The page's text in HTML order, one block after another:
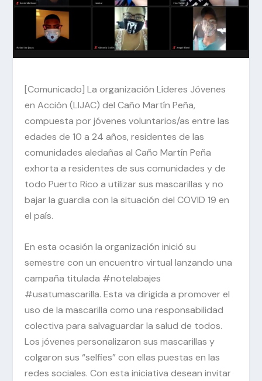
[Comunicado] La organización Líderes Jóvenes
en Acción (LIJAC) del Caño Martín Peña,
compuesta por jóvenes voluntarios/as entre las
edades de 10 a 24 años, residentes de las
comunidades aledañas al Caño Martín Peña
exhorta a residentes de sus comunidades y de
todo Puerto Rico a utilizar sus mascarillas y no
bajar la guardia con la situación del COVID 19 en
el país.
En esta ocasión la organización inició su
semestre con un encuentro virtual lanzando una
campaña titulada #notelabajes
#usatumascarilla. Esta va dirigida a promover el
uso de la mascarilla como una responsabilidad
colectiva para salvaguardar la salud de todos.
Los jóvenes personalizaron sus mascarillas y
colgaron sus “selfies” con ellas puestas en las
redes sociales. Con esta iniciativa desean invitar